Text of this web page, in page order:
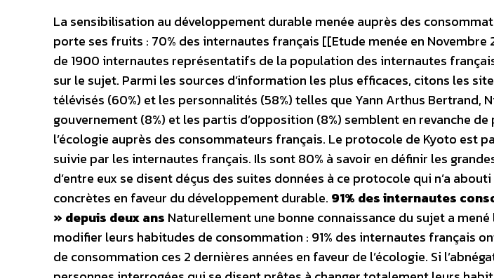
La sensibilisation au développement durable menée auprès des
porte ses fruits : 70% des internautes français [[Etude menée en Novembre
de 1900 internautes représentatifs de la population des internautes
sur le sujet. Parmi les sources d’information les plus efficaces, citons les
télévisés (60%) et les personnalités (58%) telles que Yann Arthus Bertrand,
gouvernement (8%) et les partis d’opposition (8%) semblent en revanche
l’écologie auprès des consommateurs français. Le protocole de Kyoto est
suivie par les internautes français. Ils sont 80% à savoir en définir les
d’entre eux se disent déçus des suites données à ce protocole qui n’a
concrètes en faveur du développement durable. 91% des internautes
» depuis deux ans Naturellement une bonne connaissance du sujet a
modifier leurs habitudes de consommation : 91% des internautes français
de consommation ces 2 dernières années en faveur de l’écologie. Si